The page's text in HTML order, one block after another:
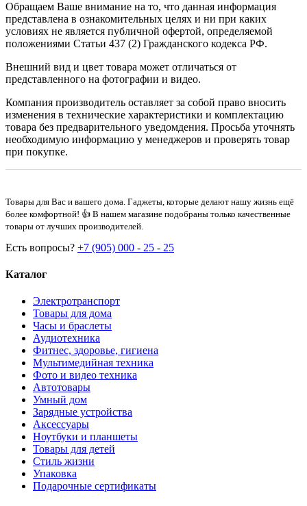
Обращаем Ваше внимание на то, что данная информация
представлена в ознакомительных целях и ни при каких
условиях не является публичной офертой, определяемой
положениями Статьи 437 (2) Гражданского кодекса РФ.
Внешний вид и цвет товара может отличаться от
представленного на фотографии и видео.
Компания производитель оставляет за собой право вносить
изменения в технические характеристики и комплектацию
товара без предварительного уведомдения. Просьба уточнять
необходимую информацию у менеджеров и проверять товар
при покупке.
Товары для Вас и вашего дома. Гаджеты, которые делают нашу жизнь ещё
более комфортной! 👍 В нашем магазине подобраны только качественные
товары от лучших производителей.
Есть вопросы? +7 (905) 000 - 25 - 25
Каталог
Электротранспорт
Товары для дома
Часы и браслеты
Аудиотехника
Фитнес, здоровье, гигиена
Мультимедийная техника
Фото и видео техника
Автотовары
Умный дом
Зарядные устройства
Аксессуары
Ноутбуки и планшеты
Товары для детей
Стиль жизни
Упаковка
Подарочные сертификаты